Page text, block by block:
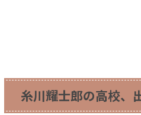
糸川耀士郎の高校、